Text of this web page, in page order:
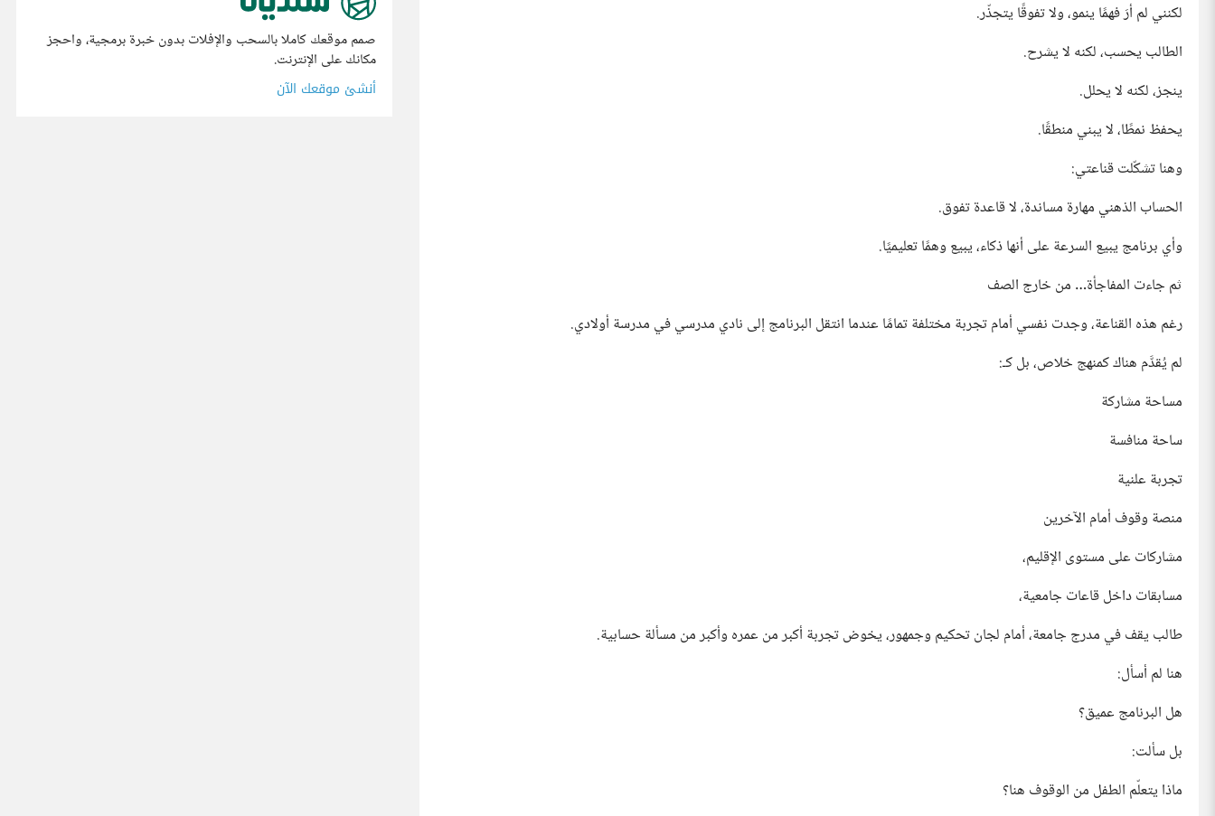
لكنني لم أرَ فهمًا ينمو، ولا تفوقًا يتجذّر.
الطالب يحسب، لكنه لا يشرح.
ينجز، لكنه لا يحلل.
يحفظ نمطًا، لا يبني منطقًا.
وهنا تشكّلت قناعتي:
الحساب الذهني مهارة مساندة، لا قاعدة تفوق.
وأي برنامج يبيع السرعة على أنها ذكاء، يبيع وهمًا تعليميًا.
ثم جاءت المفاجأة… من خارج الصف
رغم هذه القناعة، وجدت نفسي أمام تجربة مختلفة تمامًا عندما انتقل البرنامج إلى نادي مدرسي في مدرسة أولادي.
لم يُقدَّم هناك كمنهج خلاص، بل كـ:
مساحة مشاركة
ساحة منافسة
تجربة علنية
منصة وقوف أمام الآخرين
مشاركات على مستوى الإقليم،
مسابقات داخل قاعات جامعية،
طالب يقف في مدرج جامعة، أمام لجان تحكيم وجمهور، يخوض تجربة أكبر من عمره وأكبر من مسألة حسابية.
هنا لم أسأل:
هل البرنامج عميق؟
بل سألت:
ماذا يتعلّم الطفل من الوقوف هنا؟
صمم موقعك كاملا بالسحب والإفلات بدون خبرة برمجية، واحجز
مكانك على الإنترنت.
أنشئ موقعك الآن